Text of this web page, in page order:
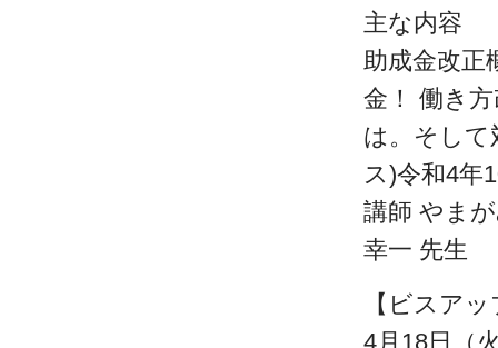
主な内容
助成金改正
金！ 働き
は。そして
ス)令和4年
講師 やま
幸一 先生
【ビスア
4月18日（